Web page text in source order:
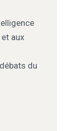
aux
du